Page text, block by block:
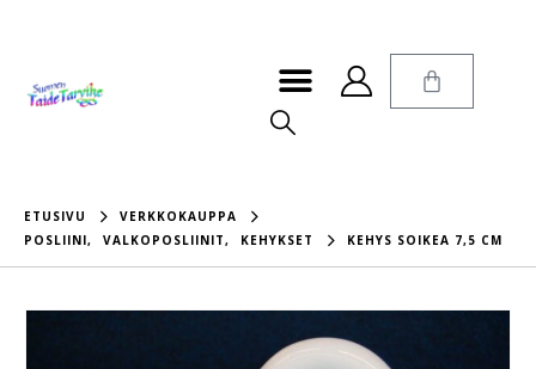
ETUSIVU
VERKKOKAUPPA
POSLIINI, VALKOPOSLIINIT, KEHYKSET KEHYS SOIKEA 7,5 CM